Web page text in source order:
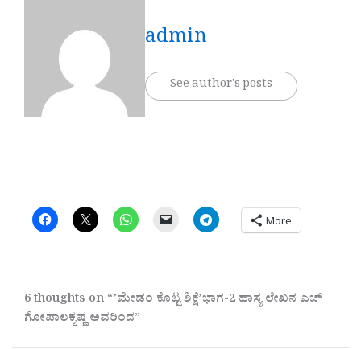
admin
See author's posts
More
6 thoughts on “ʼಮೇಡಂ ಕೊಟ್ಟ ಶಿಕ್ಷೆʼಭಾಗ-2 ಹಾಸ್ಯ ಲೇಖನ ಎಚ್‌
ಗೋಪಾಲಕೃಷ್ಣ ಅವರಿಂದ”